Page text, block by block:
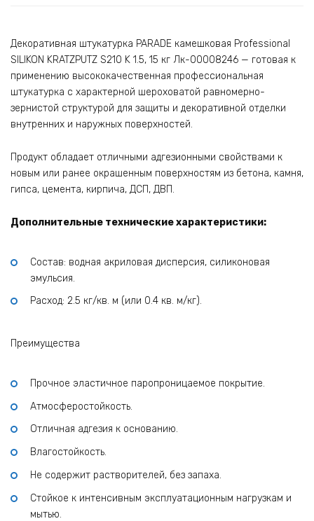
Декоративная штукатурка PARADE камешковая Professional
SILIKON KRATZPUTZ S210 K 1.5, 15 кг Лк-00008246 — готовая к
применению высококачественная профессиональная
штукатурка с характерной шероховатой равномерно-
зернистой структурой для защиты и декоративной отделки
внутренних и наружных поверхностей.
Продукт обладает отличными адгезионными свойствами к
новым или ранее окрашенным поверхностям из бетона, камня,
гипса, цемента, кирпича, ДСП, ДВП.
Дополнительные технические характеристики:
Состав: водная акриловая дисперсия, силиконовая
эмульсия.
Расход: 2.5 кг/кв. м (или 0.4 кв. м/кг).
Преимущества
Прочное эластичное паропроницаемое покрытие.
Атмосферостойкость.
Отличная адгезия к основанию.
Влагостойкость.
Не содержит растворителей, без запаха.
Стойкое к интенсивным эксплуатационным нагрузкам и
мытью.